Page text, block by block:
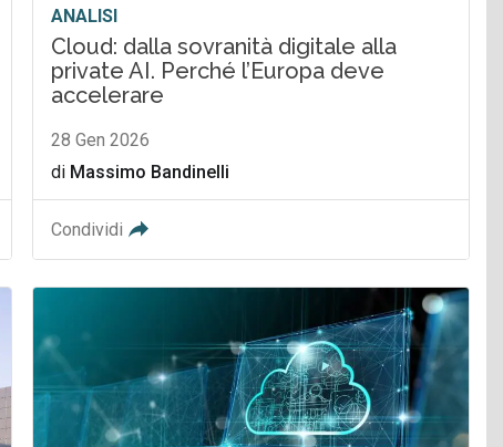
ANALISI
Cloud: dalla sovranità digitale alla
private AI. Perché l’Europa deve
accelerare
28 Gen 2026
di Massimo Bandinelli
Condividi